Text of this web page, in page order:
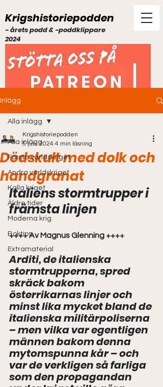
Krigshistoriepodden
- årets podd & -poddklippare
2024
Inlägg
Alla inlägg
Första världskriget
Andra världskriget
Kalla kriget
Äldre tider
Moderna krig
Boktips
Extramaterial
Alla inlägg
Dödskult med dolk och
handgranat
Krigshistoriepodden
5 juni 2024 4 min läsning
Italiens stormtrupper i
främsta linjen
++++ Av Magnus Glenning ++++
Arditi, de italienska
stormtrupperna, spred
skräck bakom
österrikarnas linjer och
minst lika mycket bland de
italienska militärpoliserna
– men vilka var egentligen
männen bakom denna
mytomspunna kår – och
var de verkligen så farliga
som den propagandan